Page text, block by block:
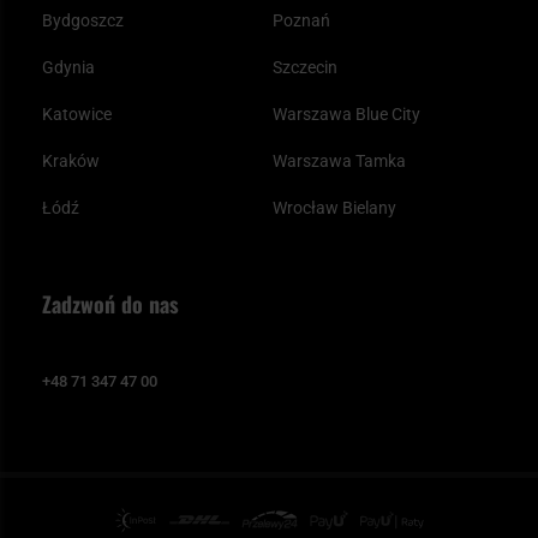
Bydgoszcz
Gdynia
Katowice
Kraków
Łódź
Poznań
Szczecin
Warszawa Blue City
Warszawa Tamka
Wrocław Bielany
Zadzwoń do nas
+48 71 347 47 00